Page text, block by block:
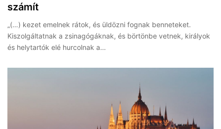
számít
„(…) kezet emelnek rátok, és üldözni fognak benneteket.
Kiszolgáltatnak a zsinagógáknak, és börtönbe vetnek, királyok
és helytartók elé hurcolnak a…